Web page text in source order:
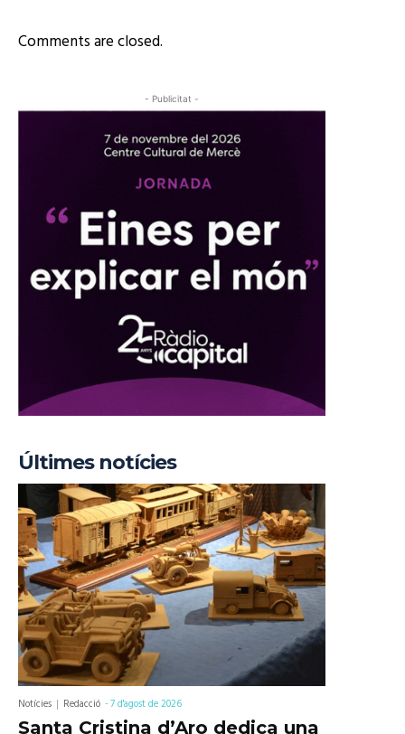
Comments are closed.
- Publicitat -
Últimes notícies
Notícies Redacció -7 d'agost de 2026
Santa Cristina d’Aro dedica una